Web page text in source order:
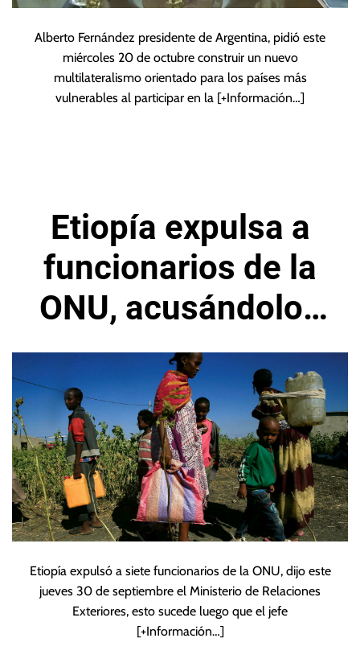
Alberto Fernández presidente de Argentina, pidió este
miércoles 20 de octubre construir un nuevo
multilateralismo orientado para los países más
vulnerables al participar en la [+Información…]
Etiopía expulsa a
funcionarios de la
ONU, acusándolos
de intromisión
Etiopía expulsó a siete funcionarios de la ONU, dijo este
jueves 30 de septiembre el Ministerio de Relaciones
Exteriores, esto sucede luego que el jefe
[+Información…]